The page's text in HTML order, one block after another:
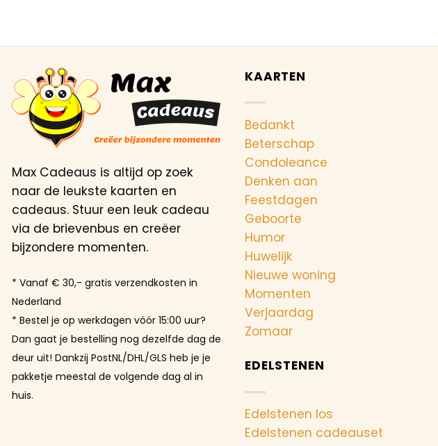
Max Cadeaus is altijd op zoek
naar de leukste kaarten en
cadeaus. Stuur een leuk cadeau
via de brievenbus en creëer
bijzondere momenten.
* Vanaf € 30,- gratis verzendkosten in
Nederland
* Bestel je op werkdagen vóór 15:00 uur?
Dan gaat je bestelling nog dezelfde dag de
deur uit! Dankzij PostNL/DHL/GLS heb je je
pakketje meestal de volgende dag al in
huis.
KAARTEN
Bedankt
Beterschap
Condoleance
Denken aan
Feestdagen
Geboorte
Humor
Huwelijk
Nieuwe woning
Momenten
Verjaardag
Zomaar
EDELSTENEN
Edelstenen los
Edelstenen cadeauset